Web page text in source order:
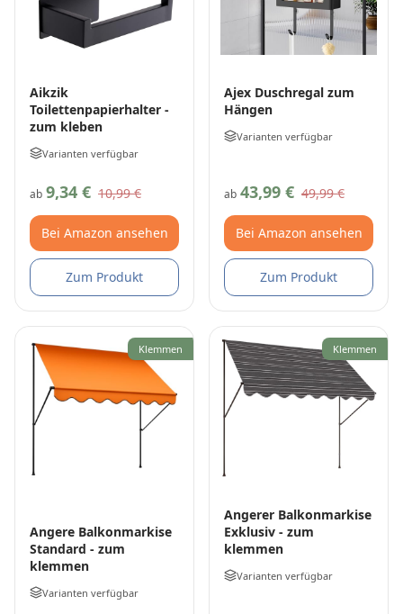
Aikzik
Toilettenpapierhalter -
zum kleben
Varianten verfügbar
ab 9,34 € 10,99 €
Bei Amazon ansehen
Zum Produkt
Ajex Duschregal zum
Hängen
Varianten verfügbar
ab 43,99 € 49,99 €
Bei Amazon ansehen
Zum Produkt
Klemmen
Angere Balkonmarkise
Standard - zum
klemmen
Varianten verfügbar
Klemmen
Angerer Balkonmarkise
Exklusiv - zum
klemmen
Varianten verfügbar